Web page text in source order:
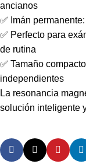
ancianos
✅ Imán
✅ Perfecto para
de rutina
✅ Tamaño
independientes
La resonancia
solución inteligente